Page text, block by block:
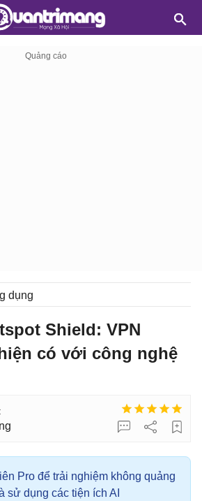
dụng
Shield: VPN
có với công nghệ
Pro để trải nghiệm không quảng
sử dụng các tiện ích AI